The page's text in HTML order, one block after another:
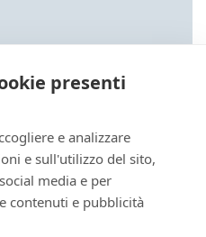
presenti
e analizzare
e sull'utilizzo del sito,
media e per
contenuti e pubblicità